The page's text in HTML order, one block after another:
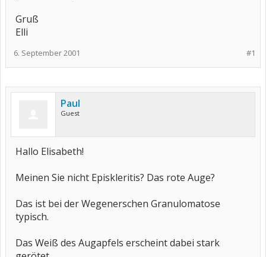
Gruß
Elli
#1
6. September 2001
Paul
Guest
Hallo Elisabeth!
Meinen Sie nicht Episkleritis? Das rote Auge?
Das ist bei der Wegenerschen Granulomatose
typisch.
Das Weiß des Augapfels erscheint dabei stark